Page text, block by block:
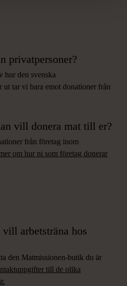
privatpersoner?
hur den svenska
ut tar vi bara emot donationer från
vill donera mat till er?
från företag inom
om hur ni som företag donerar
arbetsträna hos
den Matmissionen-butik du är
till de olika